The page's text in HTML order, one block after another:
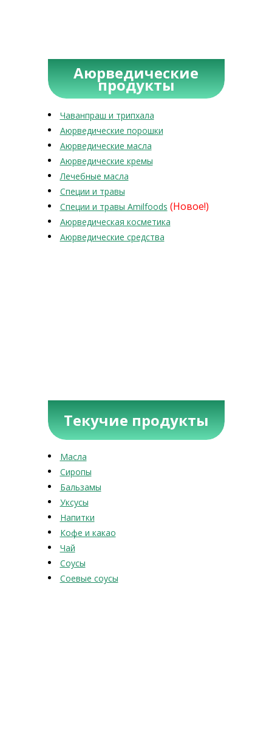
Аюрведические
продукты
Чаванпраш и трипхала
Аюрведические порошки
Аюрведические масла
Аюрведические кремы
Лечебные масла
Специи и травы
Специи и травы Amilfoods (Новое!)
Аюрведическая косметика
Аюрведические средства
Текучие продукты
Масла
Сиропы
Бальзамы
Уксусы
Напитки
Кофе и какао
Чай
Соусы
Соевые соусы